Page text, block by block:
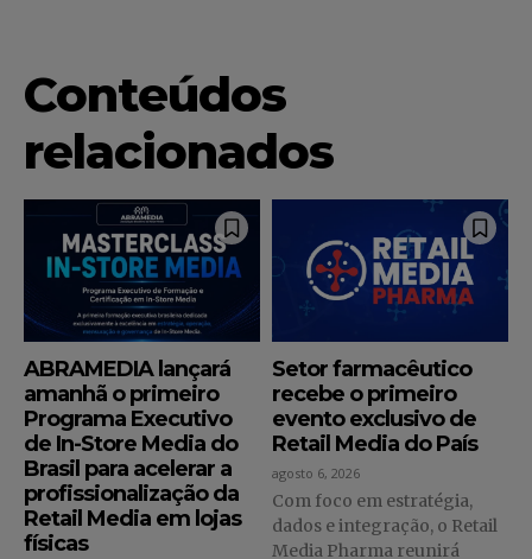
Conteúdos
relacionados
ABRAMEDIA lançará
amanhã o primeiro
Programa Executivo
de In-Store Media do
Brasil para acelerar a
profissionalização da
Retail Media em lojas
físicas
Setor farmacêutico
recebe o primeiro
evento exclusivo de
Retail Media do País
agosto 6, 2026
Com foco em estratégia,
dados e integração, o Retail
Media Pharma reunirá